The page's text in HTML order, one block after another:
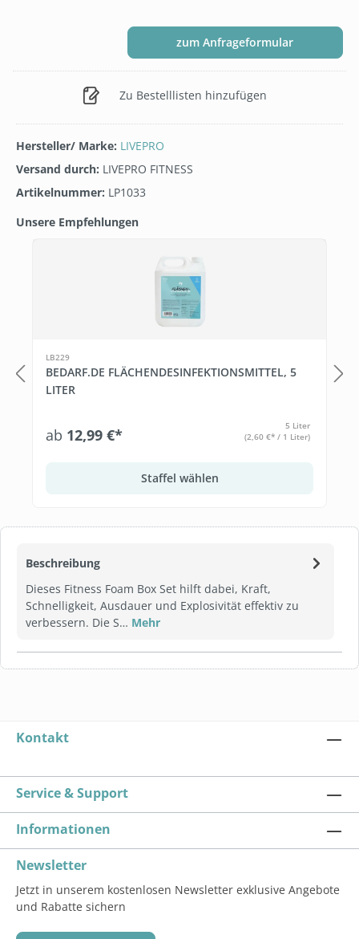
Beschreibung
Dieses Fitness Foam Box Set hilft dabei, Kraft,
Schnelligkeit, Ausdauer und Explosivität effektiv zu
verbessern. Die S… Mehr
zum Anfrageformular
Zu Bestelllisten hinzufügen
Hersteller/ Marke: LIVEPRO
Versand durch: LIVEPRO FITNESS
Artikelnummer: LP1033
Unsere Empfehlungen
LB229
BEDARF.DE FLÄCHENDESINFEKTIONSMITTEL, 5
LITER
ab 12,99 €*
5 Liter
(2,60 €* / 1 Liter)
Staffel wählen
Kontakt
Service & Support
Informationen
Newsletter
Jetzt in unserem kostenlosen Newsletter exklusive Angebote
und Rabatte sichern